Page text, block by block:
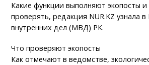
Какие функции выполняют экопосты и
проверять, редакция NUR.KZ узнала
внутренних дел (МВД) РК.
Что проверяют экопосты
Как отмечают в ведомстве,